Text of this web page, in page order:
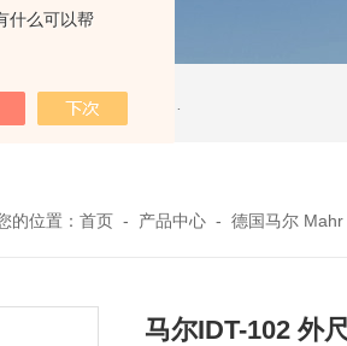
什么可以帮
Core激光跟踪仪
的位置：首页 - 产品中心 -德国马尔 Mahr
马尔IDT-102 外